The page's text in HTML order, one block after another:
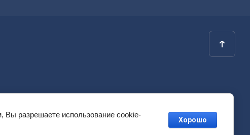
Вы разрешаете использование cookie-
Хорошо